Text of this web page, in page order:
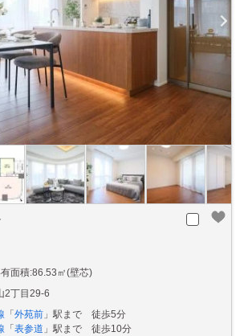
面積:86.53㎡(壁芯)
2丁目29-6
「外苑前 」駅まで 徒歩5分
「表参道 」駅まで 徒歩10分